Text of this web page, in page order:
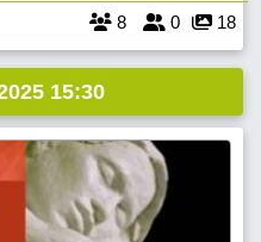
8 0 18
15:30